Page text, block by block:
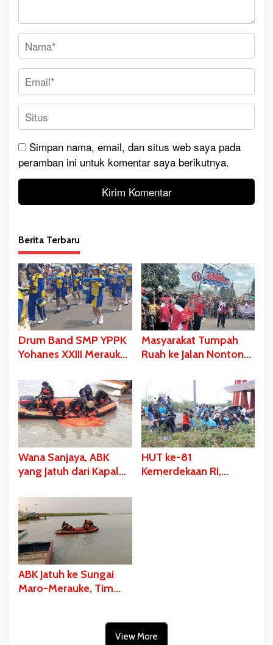
Simpan nama, email, dan situs web saya pada
peramban ini untuk komentar saya berikutnya.
Berita Terbaru
Drum Band SMP YPPK
Yohanes XXIII Merauke
Perhatian Berbagai
Kalangan
Masyarakat Tumpah
Ruah ke Jalan Nonton
Gebze: Jangan Lupakan
Identitas
Wana Sanjaya, ABK
yang Jatuh dari Kapal
Kondisi Meninggal
Dunia
HUT ke-81
Kemerdekaan RI,
ABK Jatuh ke Sungai
Maro-Merauke, Tim
View More